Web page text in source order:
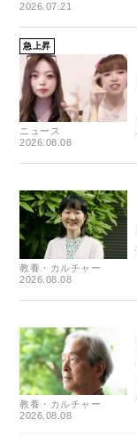
2026.07.21
急上昇
ニュース
2026.08.08
教養・カルチャー
2026.08.08
教養・カルチャー
2026.08.08